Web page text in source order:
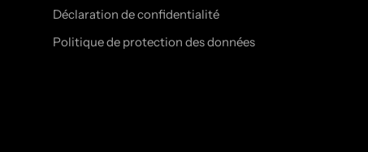
Déclaration de confidentialité
Politique de protection des données